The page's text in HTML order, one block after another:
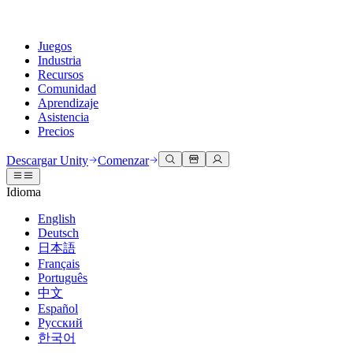
Juegos
Industria
Recursos
Comunidad
Aprendizaje
Asistencia
Precios
Motor de Unity
Crea juegos 2D y 3D para cualquier plataforma
Colaboración
Colabora e itera rápidamente con tu equipo
Descargar Unity
Planes y precios
Implementar
Multiplataforma
Colaboración 3D
Construye y revisa proyectos 3D en tiempo real
Capacitación envolvente
Capacitación en entornos envolventes
Experiencias del cliente
Crea experiencias interactivas en 3D
Industrias
Fabricación
Documentación
Herramientas para desarrolladores
Versiones de lanzamiento y rastreador de problemas
Hoja de ruta
Revisar características próximas
Glosario
Discusiones
Eventos
Eventos globales y locales
Historias de la comunidad
Hecho con Unity
Presentando a los creadores de Unity
Unity Learn
Domina las habilidades de Unity de forma gratuita
Capacitación profesional
Mejora tu equipo con entrenadores de Unity
¿No tienes experiencia con Unity?
Primeros pasos
Pon en marcha tu aprendizaje
Rutas esenciales de Unity
Obtener ayuda
Ayudándote a tener éxito con Unity
Planes de éxito
Alcanza tus metas más rápido con soporte experto
PREGUNTAS FRECUENTES
Respuestas a preguntas comunes
Contáctanos
Conéctate con nuestro equipo
Descargar Unity Comenzar
Idioma
English
Deutsch
日本語
Français
Português
中文
Español
Русский
한국어